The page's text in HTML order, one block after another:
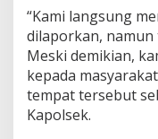
a
n
j
n
g
“Kami langsung
dilaporkan, namun
Meski demikian,
kepada
tempat tersebut
Kapolsek.